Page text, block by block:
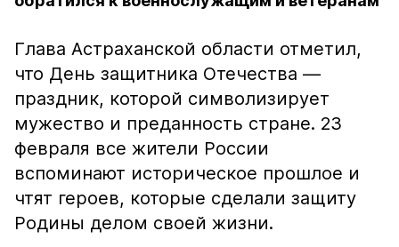
Глава Астраханской области отметил,
что День защитника Отечества —
праздник, которой символизирует
мужество и преданность стране. 23
февраля все жители России
вспоминают историческое прошлое и
чтят героев, которые сделали защиту
Родины делом своей жизни.